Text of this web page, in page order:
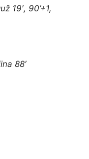
19′, 90’+1,
88′